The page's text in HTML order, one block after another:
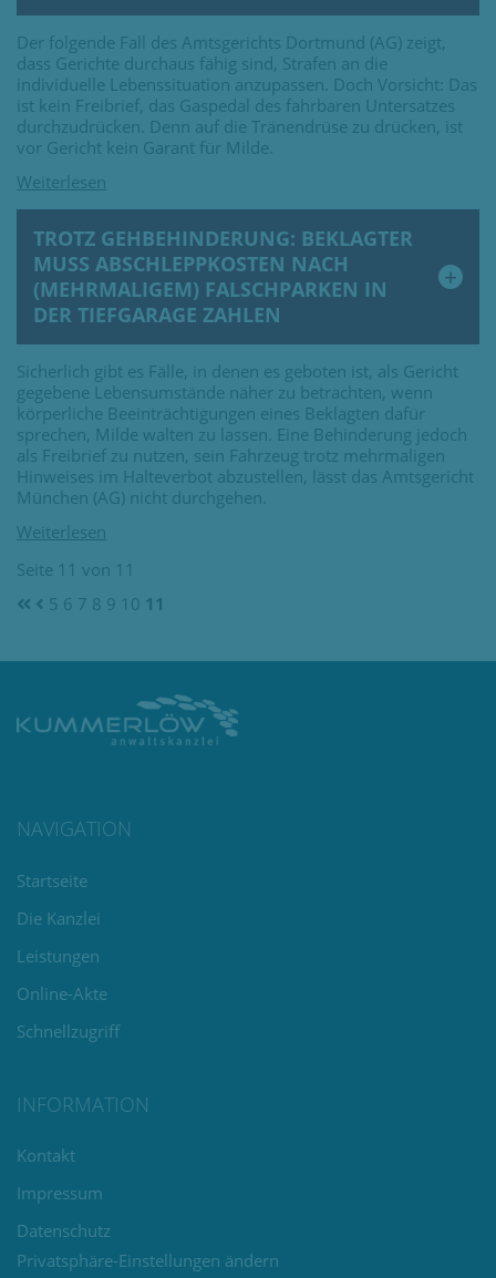
Der folgende Fall des Amtsgerichts Dortmund (AG) zeigt,
dass Gerichte durchaus fähig sind, Strafen an die
individuelle Lebenssituation anzupassen. Doch Vorsicht: Das
ist kein Freibrief, das Gaspedal des fahrbaren Untersatzes
durchzudrücken. Denn auf die Tränendrüse zu drücken, ist
vor Gericht kein Garant für Milde.
TROTZ GEHBEHINDERUNG: BEKLAGTER
MUSS ABSCHLEPPKOSTEN NACH
(MEHRMALIGEM) FALSCHPARKEN IN
DER TIEFGARAGE ZAHLEN
Sicherlich gibt es Fälle, in denen es geboten ist, als Gericht
gegebene Lebensumstände näher zu betrachten, wenn
körperliche Beeinträchtigungen eines Beklagten dafür
sprechen, Milde walten zu lassen. Eine Behinderung jedoch
als Freibrief zu nutzen, sein Fahrzeug trotz mehrmaligen
Hinweises im Halteverbot abzustellen, lässt das Amtsgericht
München (AG) nicht durchgehen.
Seite 11 von 11
5 6 7 8 9 10 11
NAVIGATION
Navigation
Startseite
Die Kanzlei
Leistungen
Online-Akte
Schnellzugriff
INFORMATION
Navigation
Kontakt
Impressum
Datenschutz
Privatsphäre-Einstellungen ändern